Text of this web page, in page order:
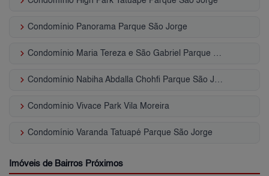
keyboard_arrow_right Condomínio Panorama Parque São Jorge
keyboard_arrow_right Condomínio Maria Tereza e São Gabriel Parque São Jorge
keyboard_arrow_right Condomínio Nabiha Abdalla Chohfi Parque São Jorge
keyboard_arrow_right Condomínio Vivace Park Vila Moreira
keyboard_arrow_right Condomínio Varanda Tatuapé Parque São Jorge
Imóveis de Bairros Próximos